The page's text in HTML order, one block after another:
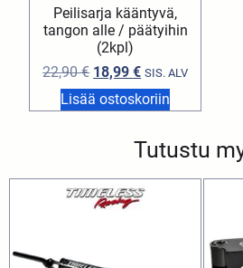
Peilisarja kääntyvä,
tangon alle / päätyihin
(2kpl)
22,90€ 18,99€ SIS. ALV
Lisää ostoskoriin
Tutustu